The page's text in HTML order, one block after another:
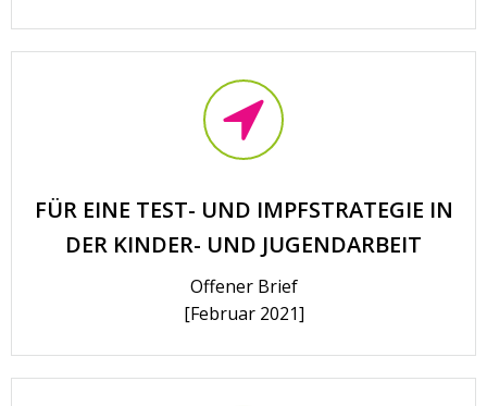
FÜR EINE TEST- UND IMPFSTRATEGIE IN
DER KINDER- UND JUGENDARBEIT
Offener Brief
[Februar 2021]